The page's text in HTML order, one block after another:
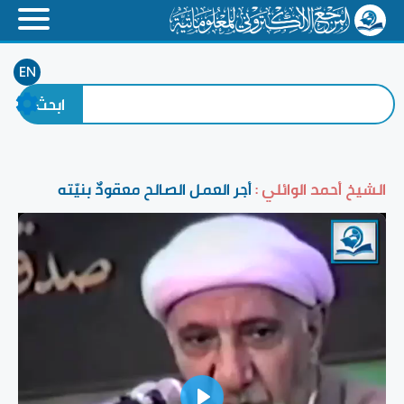
EN
الشيخ أحمد الوائلي :أجر العمل الصالح معقودٌ بنيّته